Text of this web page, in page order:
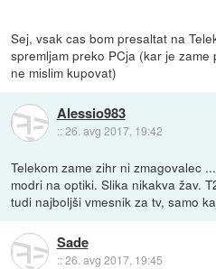
Sej, vsak cas bom presaltat na
spremljam preko PCja (kar je
ne mislim kupovat)
Alessio983
::26. avg 2017, 19:42
Telekom zame zihr ni zmagovalec
modri na optiki. Slika nikakva žav.
tudi najboljši vmesnik za tv, samo
Sade
::26. avg 2017, 19:45